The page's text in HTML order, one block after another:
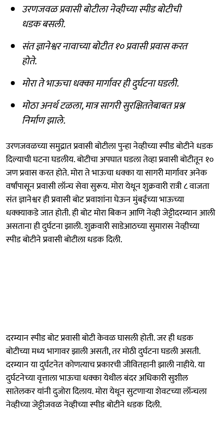
उरणजवळ प्रवासी बोटीला नेव्हीच्या स्पीड बोटीची
धडक बसली.
संत ज्ञानेश्वर नावाच्या बोटीत १० प्रवासी प्रवास करत
होते.
मोरा ते भाऊचा धक्का मार्गावर ही दुर्घटना घडली.
मोठा अनर्थ टळला, मात्र सागरी सुरक्षिततेबाबत प्रश्न
निर्माण झाले.
उरणजवळच्या समुद्रात प्रवासी बोटीला पुन्हा नेव्हीच्या स्पीड बोटीने धडक
दिल्याची घटना घडलीय. बोटीचा अपघात घडला तेव्हा प्रवासी बोटीतून १०
जण प्रवास करत होते. मोरा ते भाऊचा धक्का या सागरी मार्गावर अनेक
वर्षांपासून प्रवासी लॉन्च सेवा सुरूय. मोरा येथून शुक्रवारी रात्री ८ वाजता
संत ज्ञानेश्वर ही प्रवासी बोट प्रवाशांना घेऊन मुंबईच्या भाऊच्या
धक्क्याकडे जात होती. ही बोट मोरा बिकन आणि नेव्ही जेट्टीदरम्यान आली
असताना ही दुर्घटना झाली. शुक्रवारी साडेआठच्या सुमारास नेव्हीच्या
स्पीड बोटीने प्रवासी बोटीला धडक दिली.
दरम्यान स्पीड बोट प्रवासी बोटी केवळ घासली होती. जर ही धडक
बोटीच्या मध्य भागावर झाली असती, तर मोठी दुर्घटना घडली असती.
दरम्यान या दुर्घटनेत कोणत्याच प्रकारची जीवितहानी झाली नाहीये. या
दुर्घटनेच्या वृत्ताला भाऊचा धक्का येथील बंदर अधिकारी सुशील
सातेलकर यांनी दुजोरा दिलाय. मोरा येथून सुटणाऱ्या शेवटच्या लॉन्चला
नेव्हीच्या जेट्टीजवळ नेव्हीच्या स्पीड बोटीने धडक दिली.